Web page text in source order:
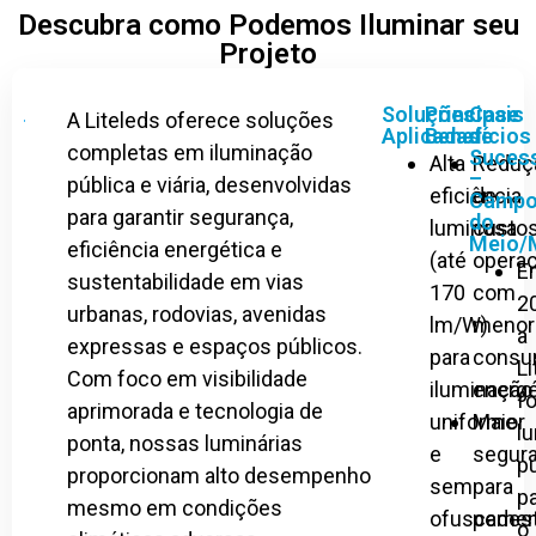
Descubra como Podemos Iluminar seu
Projeto
A Liteleds oferece soluções
completas em iluminação
pública e viária, desenvolvidas
para garantir segurança,
eficiência energética e
sustentabilidade em vias
urbanas, rodovias, avenidas
expressas e espaços públicos.
Com foco em visibilidade
aprimorada e tecnologia de
ponta, nossas luminárias
proporcionam alto desempenho
mesmo em condições
Soluções
Aplicadas
Alta
eficiência
luminosa
(até
170
lm/W)
para
iluminação
uniforme
e
sem
Principais
Benefícios
de
com
menor
Maior
para
Case
de
–
do
Meio/
a
o